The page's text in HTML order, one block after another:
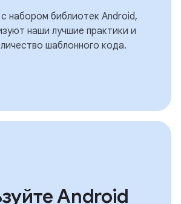
набором библиотек Android,
наши лучшие практики и
шаблонного кода.
Android